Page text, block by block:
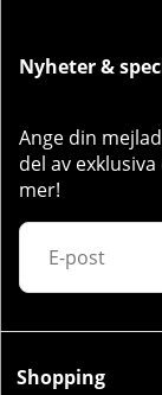
Nyheter &
Ange din
del av
mer!
Shopping